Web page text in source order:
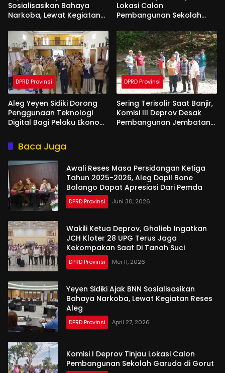
Sosialisasikan Bahaya
Narkoba, Lewat Kegiatan
Lokasi Calon
Pembangunan Sekolah
DPRD Provinsi
Aleg Yeyen Sidiki Dorong
Penggunaan Teknologi
Digital Bagi Pelaku Ekonomi
DPRD Provinsi
Sering Terisolir Saat Banjir,
Komisi III Deprov Desak
Pembangunan Jembatan
Baca Juga
Awali Reses Masa Persidangan Ketiga
Tahun 2025-2026, Aleg Dapil Bone
Bolango Dapat Apresiasi Dari Pemda
DPRD Provinsi Juni 30, 2026
Wakili Ketua Deprov, Ghalieb Ingatkan
JCH Kloter 28 UPG Terus Jaga
Kekompakan Saat Di Tanah Suci
DPRD Provinsi Mei 11, 2026
Yeyen Sidiki Ajak BNN Sosialisasikan
Bahaya Narkoba, Lewat Kegiatan Reses
Aleg
DPRD Provinsi April 27, 2026
Komisi I Deprov Tinjau Lokasi Calon
Pembangunan Sekolah Garuda di Gorut